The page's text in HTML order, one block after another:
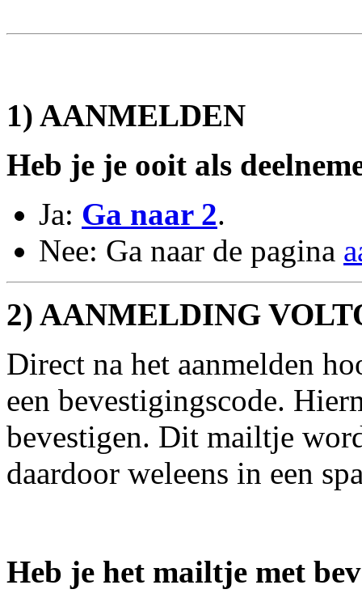
1) AANMELDEN
Heb je je ooit als
Ja: Ga naar 2.
Nee: Ga naar de pagina
2) AANMELDING
Direct na het aanmelden
een bevestigingscode.
bevestigen. Dit mailtje
daardoor weleens in een
Heb je het mailtje met